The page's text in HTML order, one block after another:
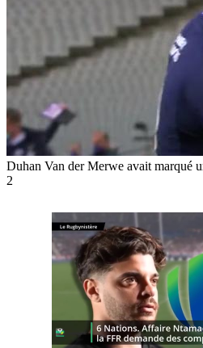
Duhan Van der Merwe avait marqué
2